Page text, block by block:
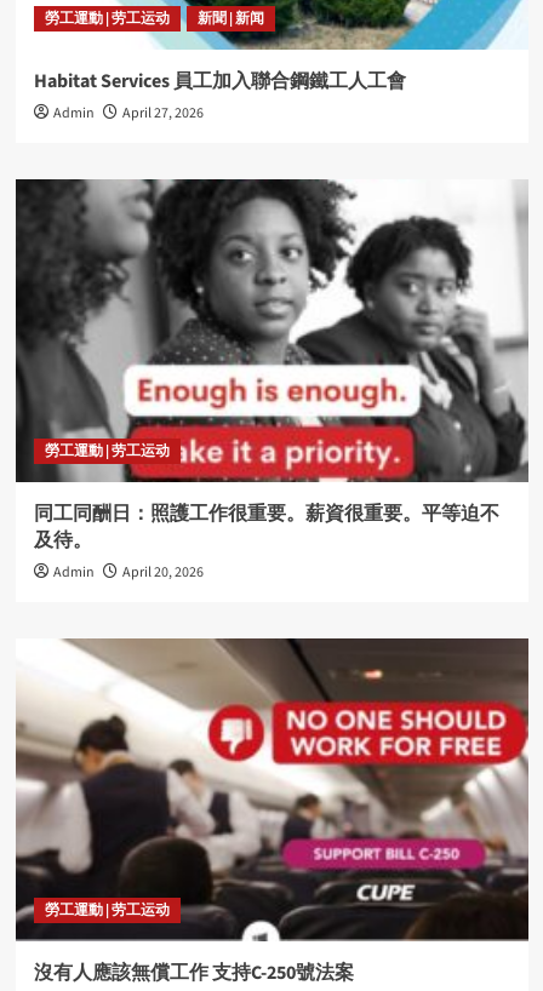
勞工運動 | 劳工运动 新聞 | 新闻
Habitat Services 員工加入聯合鋼鐵工人工會
Admin April 27, 2026
勞工運動 | 劳工运动
同工同酬日：照護工作很重要。薪資很重要。平等迫不
及待。
Admin April 20, 2026
勞工運動 | 劳工运动
沒有人應該無償工作 支持C-250號法案